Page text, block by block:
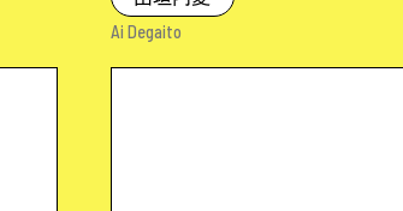
Ai Degaito